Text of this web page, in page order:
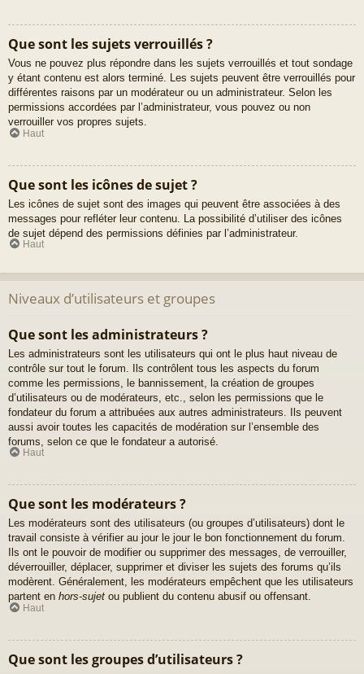
Que sont les sujets verrouillés ?
Vous ne pouvez plus répondre dans les sujets verrouillés et tout sondage
y étant contenu est alors terminé. Les sujets peuvent être verrouillés pour
différentes raisons par un modérateur ou un administrateur. Selon les
permissions accordées par l’administrateur, vous pouvez ou non
verrouiller vos propres sujets.
Haut
Que sont les icônes de sujet ?
Les icônes de sujet sont des images qui peuvent être associées à des
messages pour refléter leur contenu. La possibilité d’utiliser des icônes
de sujet dépend des permissions définies par l’administrateur.
Haut
Niveaux d’utilisateurs et groupes
Que sont les administrateurs ?
Les administrateurs sont les utilisateurs qui ont le plus haut niveau de
contrôle sur tout le forum. Ils contrôlent tous les aspects du forum
comme les permissions, le bannissement, la création de groupes
d’utilisateurs ou de modérateurs, etc., selon les permissions que le
fondateur du forum a attribuées aux autres administrateurs. Ils peuvent
aussi avoir toutes les capacités de modération sur l’ensemble des
forums, selon ce que le fondateur a autorisé.
Haut
Que sont les modérateurs ?
Les modérateurs sont des utilisateurs (ou groupes d’utilisateurs) dont le
travail consiste à vérifier au jour le jour le bon fonctionnement du forum.
Ils ont le pouvoir de modifier ou supprimer des messages, de verrouiller,
déverrouiller, déplacer, supprimer et diviser les sujets des forums qu’ils
modèrent. Généralement, les modérateurs empêchent que les utilisateurs
partent en hors-sujet ou publient du contenu abusif ou offensant.
Haut
Que sont les groupes d’utilisateurs ?